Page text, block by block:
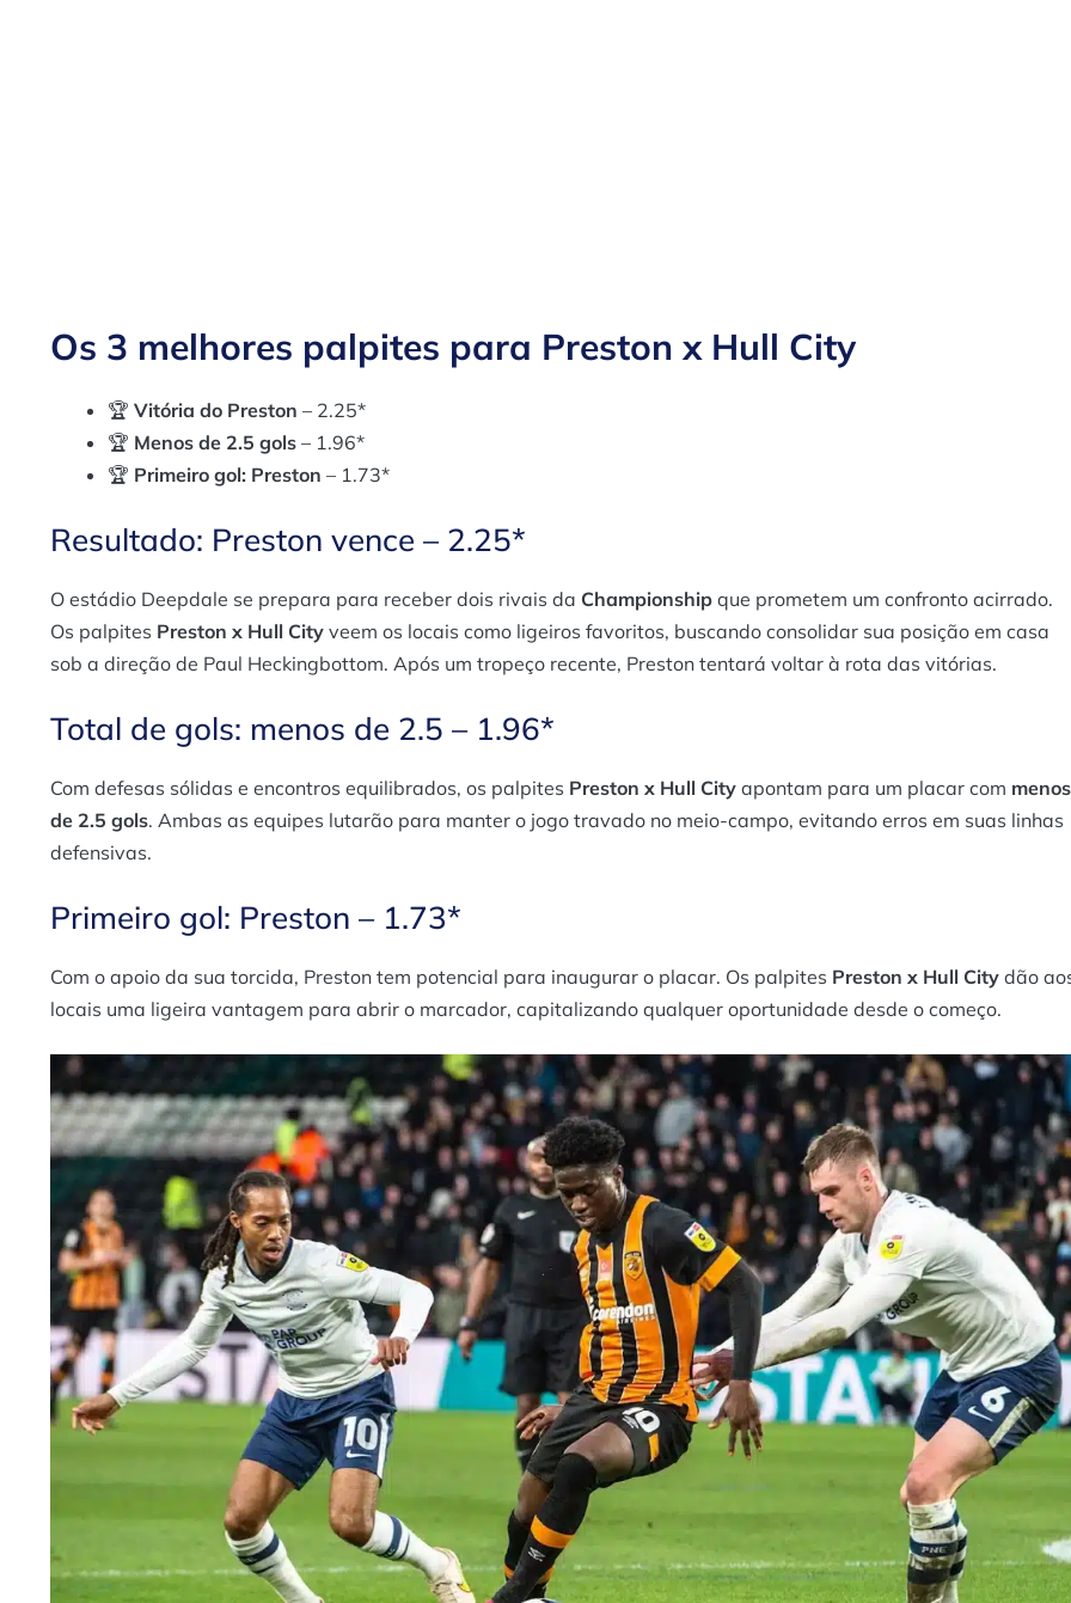
Os 3 melhores palpites para Preston x Hull City
🏆 Vitória do Preston – 2.25*
🏆 Menos de 2.5 gols – 1.96*
🏆 Primeiro gol: Preston – 1.73*
Resultado: Preston vence – 2.25*
O estádio Deepdale se prepara para receber dois rivais da Championship que prometem um confronto acirrado.
Os palpites Preston x Hull City veem os locais como ligeiros favoritos, buscando consolidar sua posição em casa
sob a direção de Paul Heckingbottom. Após um tropeço recente, Preston tentará voltar à rota das vitórias.
Total de gols: menos de 2.5 – 1.96*
Com defesas sólidas e encontros equilibrados, os palpites Preston x Hull City apontam para um placar com menos
de 2.5 gols. Ambas as equipes lutarão para manter o jogo travado no meio-campo, evitando erros em suas linhas
defensivas.
Primeiro gol: Preston – 1.73*
Com o apoio da sua torcida, Preston tem potencial para inaugurar o placar. Os palpites Preston x Hull City dão
locais uma ligeira vantagem para abrir o marcador, capitalizando qualquer oportunidade desde o começo.